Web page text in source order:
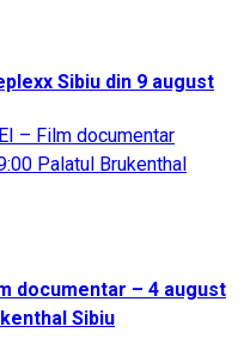
Sibiu din 9 august
documentar – 4 august
Sibiu